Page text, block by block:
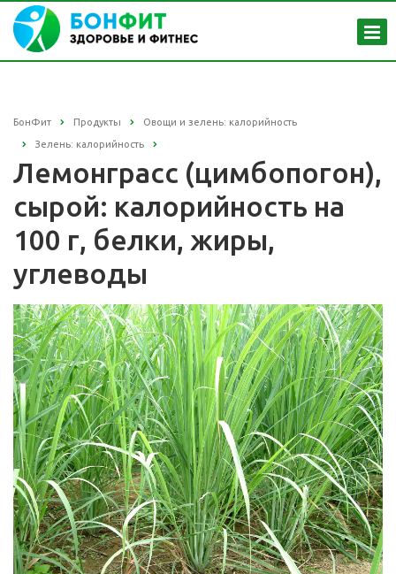
БонФит Продукты Овощи и зелень: калорийность
Зелень: калорийность
Лемонграсс (цимбопогон),
сырой: калорийность на
100 г, белки, жиры,
углеводы